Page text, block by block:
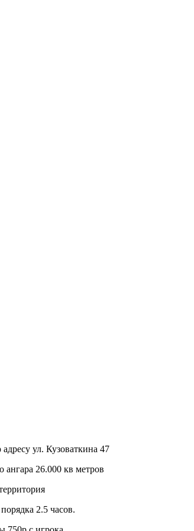
ул. Кузоваткина 47
26.000 кв метров
2.5 часов.